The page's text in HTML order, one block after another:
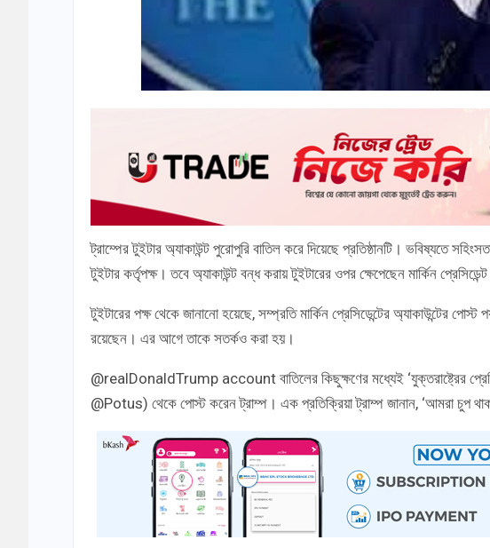
ট্রাম্পের টুইটার অ্যাকাউন্ট পুরোপুরি বাতিল করে দিয়েছে প্রতিষ্ঠানটি। ভবিষ্যতে
টুইটার কর্তৃপক্ষ। তবে অ্যাকাউন্ট বন্ধ করায় টুইটারের ওপর ক্ষেপেছেন মার্কিন
টুইটারের পক্ষ থেকে জানানো হয়েছে, সম্প্রতি মার্কিন প্রেসিডেন্টের অ্যাকাউন্টের
রয়েছেন। এর আগে তাকে সতর্কও করা হয়।
@realDonaldTrump account বাতিলের কিছুক্ষণের মধ্যেই ‘যুক্তরাষ্ট্রের
@Potus) থেকে পোস্ট করেন ট্রাম্প। এক প্রতিক্রিয়া ট্রাম্প জানান, ‘আমরা চুপ